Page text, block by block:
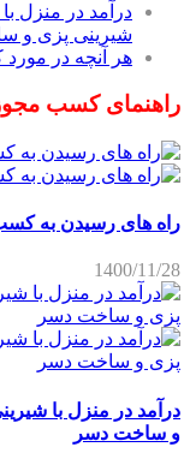
درآمد در منزل
شیرینی پزی و
هر آنچه در مورد
راهنمای کسب
راه های رسیدن به
1400/11/28
درآمد در منزل با
و ساخت دسر